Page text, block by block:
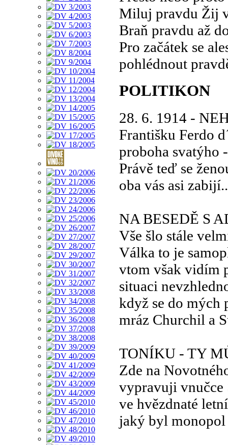
Miluj pravdu Žij
Braň pravdu až
Pro začátek se
pohlédnout
POLITIKON
28. 6. 1914 -
Františku Ferdo
proboha svatýho
Právě teď se
oba vás asi
NA BESEDĚ S
Vše šlo stále
Válka to je
vtom však vidím
situaci
když se do mých
mráz Churchil a
TONÍKU - TY
Zde na
vypravuji vnučce
ve hvězdnaté
jaký byl